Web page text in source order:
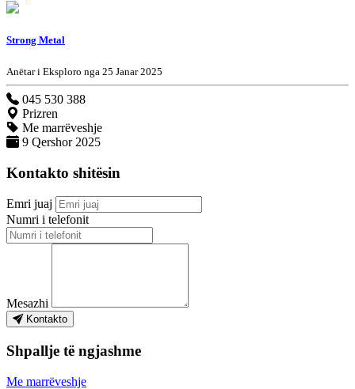
Strong Metal
Anëtar i Eksploro nga 25 Janar 2025
045 530 388
Prizren
Me marrëveshje
9 Qershor 2025
Kontakto shitësin
Emri juaj
Numri i telefonit
Mesazhi
Kontakto
Shpallje të ngjashme
Me marrëveshje